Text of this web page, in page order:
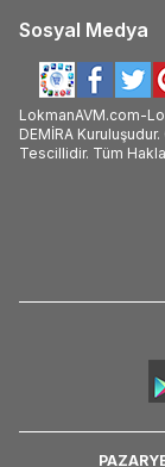
Sosyal Medya
LokmanAVM.com-
DEMİRA
Tescillidir. Tüm